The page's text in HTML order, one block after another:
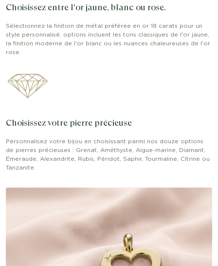
Choisissez entre l'or jaune, blanc ou rose.
Sélectionnez la finition de métal préférée en or 18 carats pour un
style personnalisé. options incluent les tons classiques de l'or jaune,
la finition moderne de l'or blanc ou les nuances chaleureuses de l'or
rose.
Choisissez votre pierre précieuse
Personnalisez votre bijou en choisissant parmi nos douze options
de pierres précieuses : Grenat, Améthyste, Aigue-marine, Diamant,
Émeraude, Alexandrite, Rubis, Péridot, Saphir, Tourmaline, Citrine ou
Tanzanite.